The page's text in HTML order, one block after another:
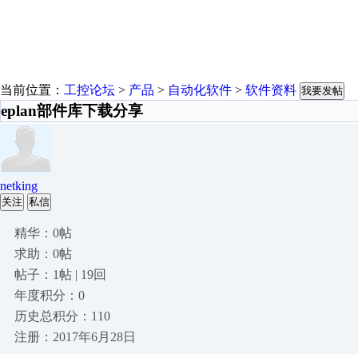
当前位置： 工控论坛 > 产品 > 自动化软件 > 软件资料 我要发帖
eplan部件库下载分享
netking
关注 私信
精华：0帖
求助：0帖
帖子：1帖 | 19回
年度积分：0
历史总积分：110
注册：2017年6月28日